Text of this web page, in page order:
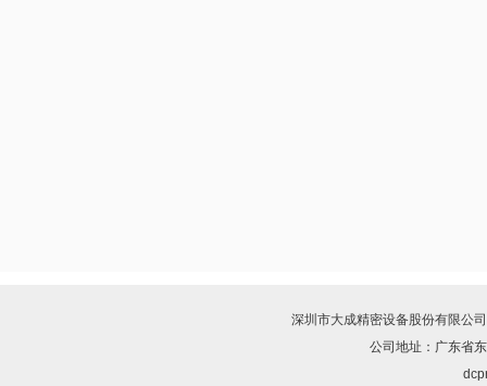
深圳市大成精密设备股份有限公司
公司地址：广东省